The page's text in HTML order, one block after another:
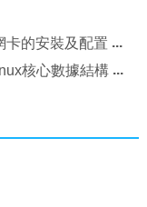
卡的安裝及配置
核心數據結構